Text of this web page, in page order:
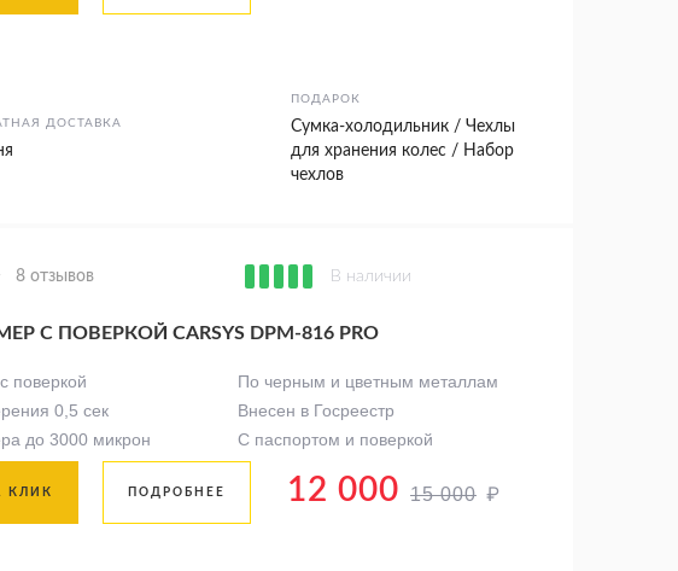
ДОСТАВКА
ПОДАРОК
Сумка-холодильник / Чехлы
для хранения колес / Набор
чехлов
В наличии
8 отзывов
С ПОВЕРКОЙ CARSYS DPM-816 PRO
поверкой
0,5 сек
до 3000 микрон
По черным и цветным металлам
Внесен в Госреестр
С паспортом и поверкой
12 000 15 000 ₽
КЛИК ПОДРОБНЕЕ